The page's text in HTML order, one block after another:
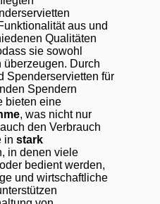
aus und
Qualitäten
sie sowohl
überzeugen. Durch
Spenderservietten für
Spendern
bieten eine
, was nicht nur
den Verbrauch
in stark
in denen viele
bedient werden,
und wirtschaftliche